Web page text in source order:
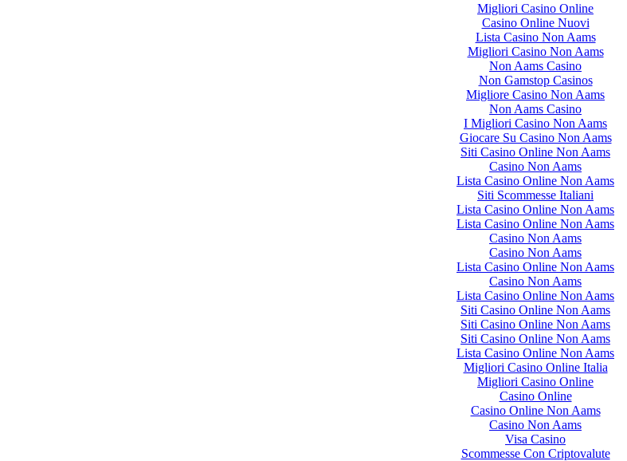
Migliori Casino Online
Casino Online Nuovi
Lista Casino Non Aams
Migliori Casino Non Aams
Non Aams Casino
Non Gamstop Casinos
Migliore Casino Non Aams
Non Aams Casino
I Migliori Casino Non Aams
Giocare Su Casino Non Aams
Siti Casino Online Non Aams
Casino Non Aams
Lista Casino Online Non Aams
Siti Scommesse Italiani
Lista Casino Online Non Aams
Lista Casino Online Non Aams
Casino Non Aams
Casino Non Aams
Lista Casino Online Non Aams
Casino Non Aams
Lista Casino Online Non Aams
Siti Casino Online Non Aams
Siti Casino Online Non Aams
Siti Casino Online Non Aams
Lista Casino Online Non Aams
Migliori Casino Online Italia
Migliori Casino Online
Casino Online
Casino Online Non Aams
Casino Non Aams
Visa Casino
Scommesse Con Criptovalute